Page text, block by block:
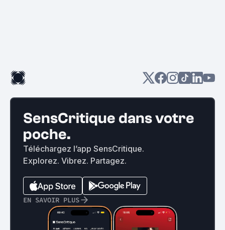
SensCritique dans votre
poche.
Téléchargez l’app SensCritique.
Explorez. Vibrez. Partagez.
EN SAVOIR PLUS